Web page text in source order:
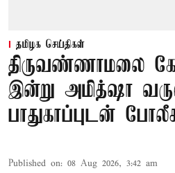
தமிழக செய்திகள்
திருவண்ணாமலை
இன்று அமித்ஷா
பாதுகாப்புடன்
Published on: 08 Aug 2026, 3:42 am